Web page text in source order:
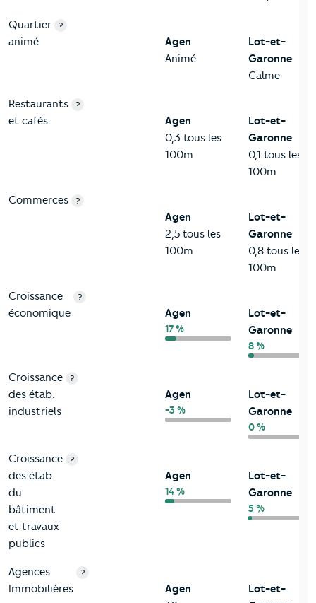
Quartier
animé
?
Agen
Animé
Lot-et-
Garonne
Calme
Restaurants
et cafés
?
Agen
0,3 tous les
100m
Lot-et-
Garonne
0,1 tous les
100m
Commerces ?
Agen
2,5 tous les
100m
Lot-et-
Garonne
0,8 tous les
100m
Croissance
économique
?
Agen
17 %
Lot-et-
Garonne
8 %
Croissance
des étab.
industriels
?
Agen
-3 %
Lot-et-
Garonne
0 %
Croissance
des étab.
du
bâtiment
et travaux
publics
?
Agen
14 %
Lot-et-
Garonne
5 %
Agences
Immobilières
?
Agen
Lot-et-